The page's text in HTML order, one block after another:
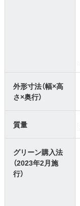
外形寸法（幅×高
さ×奥行）
質量
グリーン購入法
（2023年2月施
行）